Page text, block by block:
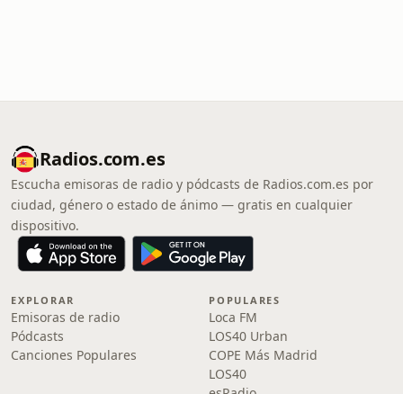
Radios.com.es
Escucha emisoras de radio y pódcasts de Radios.com.es por
ciudad, género o estado de ánimo — gratis en cualquier
dispositivo.
EXPLORAR
Emisoras de radio
Pódcasts
Canciones Populares
POPULARES
Loca FM
LOS40 Urban
COPE Más Madrid
LOS40